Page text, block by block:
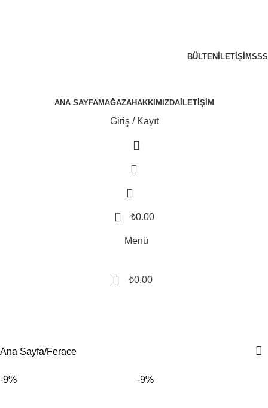
BÜLTEN İLETIŞIMSSS
ANA SAYFAMAĞAZAHAKKIMIZDAİLETIŞIM
Giriş / Kayıt
0 ₺0.00
Menü
0 ₺0.00
Ana Sayfa Ferace
-9% -9%